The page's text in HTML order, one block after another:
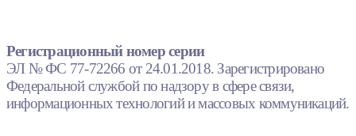
Регистрационный номер серии
ЭЛ № ФС 77-72266 от 24.01.2018. Зарегистрировано
Федеральной службой по надзору в сфере связи,
информационных технологий и массовых коммуникаций.